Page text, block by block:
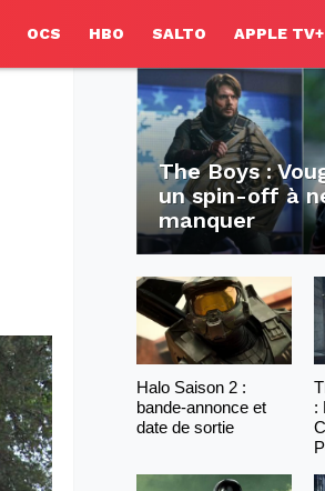
OCS HBO SALTO APPLE TV+
The Boys :
un spin-off à
manquer
Halo Saison 2 :
bande-annonce et
date de sortie
: